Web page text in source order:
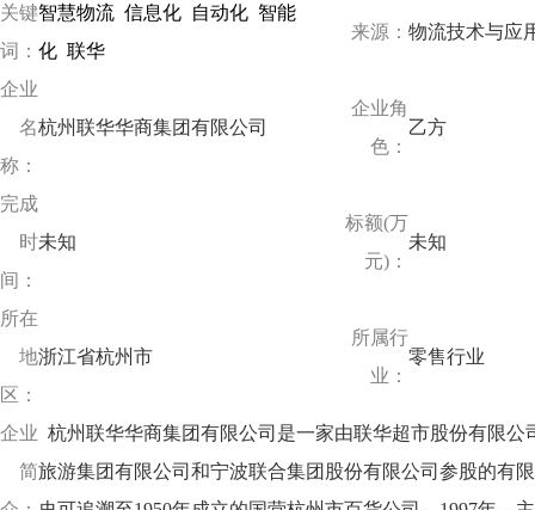
关键
词：
智慧物流 信息化 自动化 智能
化 联华
来源： 物流技术与应
企业
名
称：
杭州联华华商集团有限公司
企业角
色：
乙方
完成
时
间：
未知
标额(万
元)：
未知
所在
地
区：
浙江省杭州市
所属行
业：
零售行业
企业
简
杭州联华华商集团有限公司是一家由联华超市股份有限公
旅游集团有限公司和宁波联合集团股份有限公司参股的有